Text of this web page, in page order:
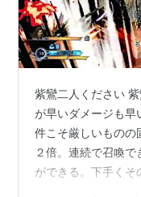
紫鸞二人ください
が早いダメージも早
件こそ厳しいものの
２倍。連続で召喚
ができる。下手くそ